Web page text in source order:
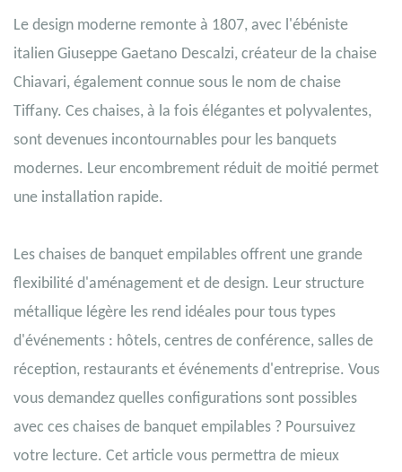
Le design moderne remonte à 1807, avec l'ébéniste
italien Giuseppe Gaetano Descalzi, créateur de la chaise
Chiavari, également connue sous le nom de chaise
Tiffany. Ces chaises, à la fois élégantes et polyvalentes,
sont devenues incontournables pour les banquets
modernes. Leur encombrement réduit de moitié permet
une installation rapide.
Les chaises de banquet empilables offrent une grande
flexibilité d'aménagement et de design. Leur structure
métallique légère les rend idéales pour tous types
d'événements : hôtels, centres de conférence, salles de
réception, restaurants et événements d'entreprise. Vous
vous demandez quelles configurations sont possibles
avec ces chaises de banquet empilables ? Poursuivez
votre lecture. Cet article vous permettra de mieux